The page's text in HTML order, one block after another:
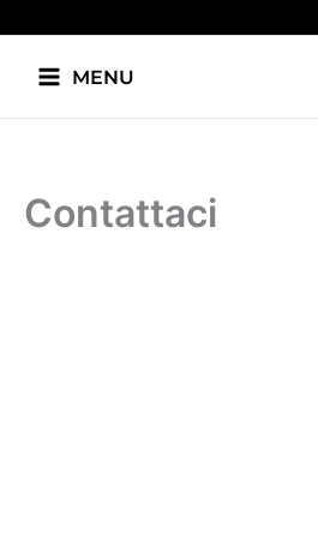
contenu MENU
Contattaci